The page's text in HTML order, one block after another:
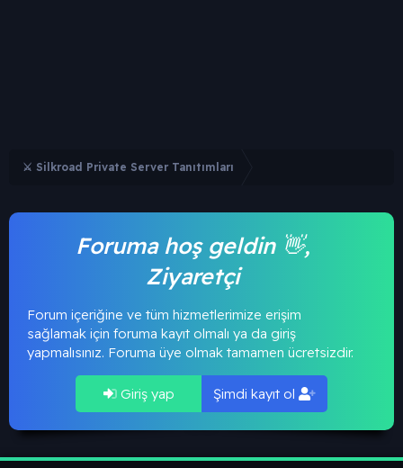
⚔️ Silkroad Private Server Tanıtımları
Foruma hoş geldin 👋,
Ziyaretçi
Forum içeriğine ve tüm hizmetlerimize erişim
sağlamak için foruma kayıt olmalı ya da giriş
yapmalısınız. Foruma üye olmak tamamen ücretsizdir.
Giriş yap Şimdi kayıt ol